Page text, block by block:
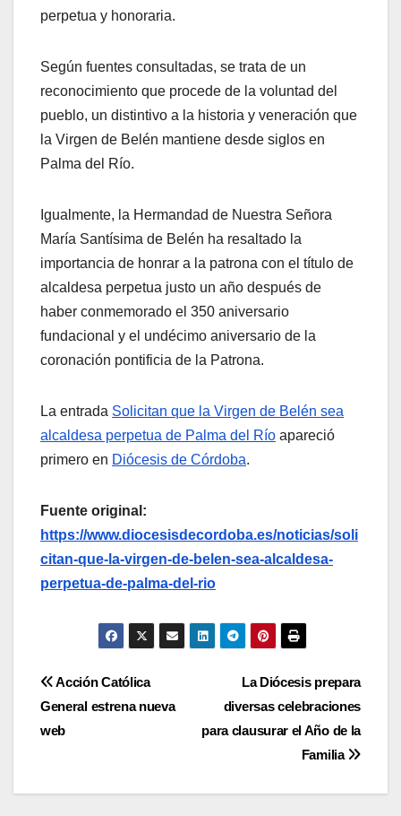
perpetua y honoraria.
Según fuentes consultadas, se trata de un
reconocimiento que procede de la voluntad del
pueblo, un distintivo a la historia y veneración que
la Virgen de Belén mantiene desde siglos en
Palma del Río.
Igualmente, la Hermandad de Nuestra Señora
María Santísima de Belén ha resaltado la
importancia de honrar a la patrona con el título de
alcaldesa perpetua justo un año después de
haber conmemorado el 350 aniversario
fundacional y el undécimo aniversario de la
coronación pontificia de la Patrona.
La entrada Solicitan que la Virgen de Belén sea
alcaldesa perpetua de Palma del Río apareció
primero en Diócesis de Córdoba.
Fuente original:
https://www.diocesisdecordoba.es/noticias/soli
citan-que-la-virgen-de-belen-sea-alcaldesa-
perpetua-de-palma-del-rio
Navegación
de
La Diócesis prepara
diversas celebraciones
para clausurar el Año de la
Familia
Acción Católica
General estrena nueva
web